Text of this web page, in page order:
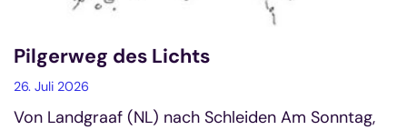
Pilgerweg des Lichts
26. Juli 2026
Von Landgraaf (NL) nach Schleiden Am Sonntag,